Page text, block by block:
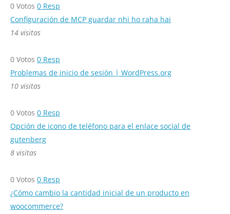
0 Votos 0 Resp
Configuración de MCP guardar nhi ​​ho raha hai
14 visitas
0 Votos 0 Resp
Problemas de inicio de sesión | WordPress.org
10 visitas
0 Votos 0 Resp
Opción de icono de teléfono para el enlace social de
gutenberg
8 visitas
0 Votos 0 Resp
¿Cómo cambio la cantidad inicial de un producto en
woocommerce?